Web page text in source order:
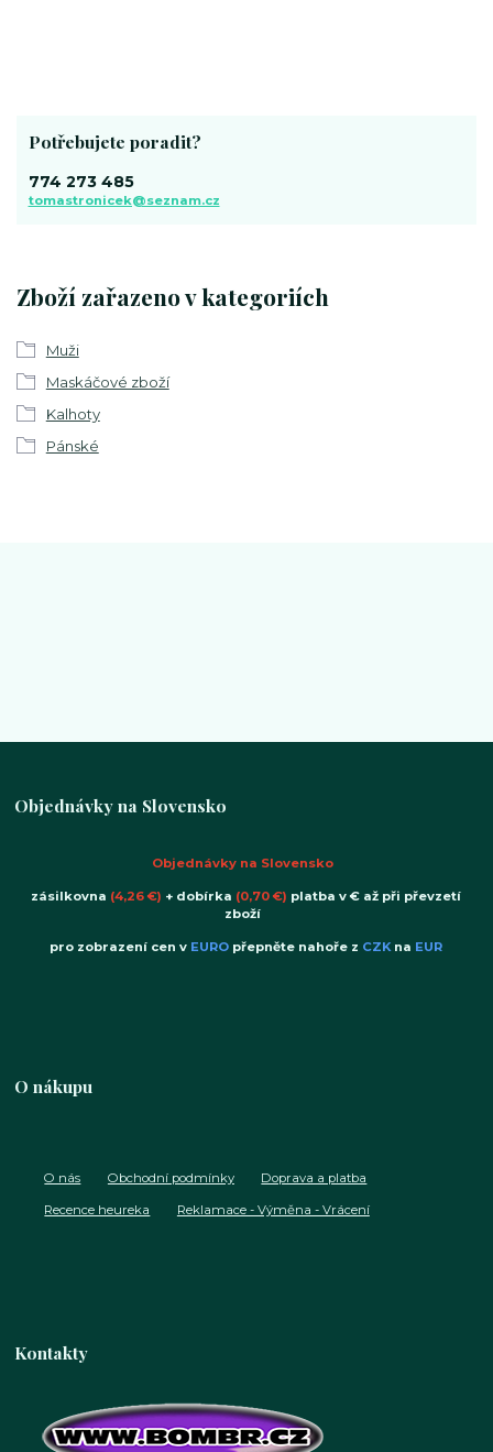
Zboží zařazeno v kategoriích
Muži
Maskáčové zboží
Kalhoty
Pánské
Potřebujete poradit?
774 273 485
tomastronicek@seznam.cz
Objednávky na Slovensko
Objednávky na Slovensko
zásilkovna (4,26 €) + dobírka (0,70 €) platba v € až při převzetí
zboží
pro zobrazení cen v EURO přepněte nahoře z CZKna EUR
O nákupu
O nás Obchodní podmínky Doprava a platba
Recence heureka Reklamace - Výměna - Vrácení
Kontakty